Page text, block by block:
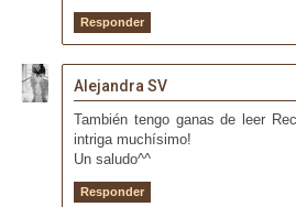
Responder
Alejandra SV
También tengo ganas de leer
intriga muchísimo!
Un saludo^^
Responder